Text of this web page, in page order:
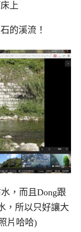
上
的溪流！
，而且Dong跟
，所以只好讓大
片哈哈)